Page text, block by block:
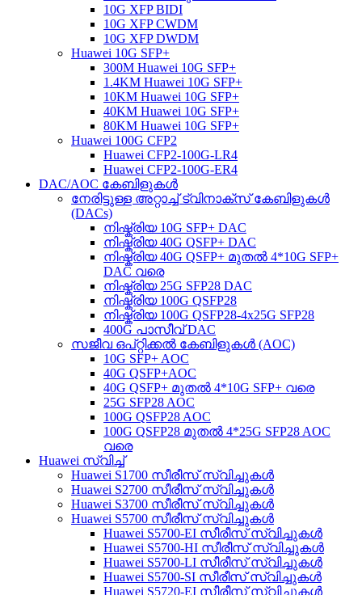
10G XFP BIDI
10G XFP CWDM
10G XFP DWDM
Huawei 10G SFP+
300M Huawei 10G SFP+
1.4KM Huawei 10G SFP+
10KM Huawei 10G SFP+
40KM Huawei 10G SFP+
80KM Huawei 10G SFP+
Huawei 100G CFP2
Huawei CFP2-100G-LR4
Huawei CFP2-100G-ER4
DAC/AOC കേബിളുകൾ
നേരിട്ടുള്ള അറ്റാച്ച് ട്വിനാക്സ് കേബിളുകൾ
(DACs)
നിഷ്ക്രിയ 10G SFP+ DAC
നിഷ്ക്രിയ 40G QSFP+ DAC
നിഷ്ക്രിയ 40G QSFP+ മുതൽ 4*10G SFP+
DAC വരെ
നിഷ്ക്രിയ 25G SFP28 DAC
നിഷ്ക്രിയ 100G QSFP28
നിഷ്ക്രിയ 100G QSFP28-4x25G SFP28
400G പാസീവ് DAC
സജീവ ഒപ്റ്റിക്കൽ കേബിളുകൾ (AOC)
10G SFP+ AOC
40G QSFP+AOC
40G QSFP+ മുതൽ 4*10G SFP+ വരെ
25G SFP28 AOC
100G QSFP28 AOC
100G QSFP28 മുതൽ 4*25G SFP28 AOC
വരെ
Huawei സ്വിച്ച്
Huawei S1700 സീരീസ് സ്വിച്ചുകൾ
Huawei S2700 സീരീസ് സ്വിച്ചുകൾ
Huawei S3700 സീരീസ് സ്വിച്ചുകൾ
Huawei S5700 സീരീസ് സ്വിച്ചുകൾ
Huawei S5700-EI സീരീസ് സ്വിച്ചുകൾ
Huawei S5700-HI സീരീസ് സ്വിച്ചുകൾ
Huawei S5700-LI സീരീസ് സ്വിച്ചുകൾ
Huawei S5700-SI സീരീസ് സ്വിച്ചുകൾ
Huawei S5720-EI സീരീസ് സ്വിച്ചുകൾ